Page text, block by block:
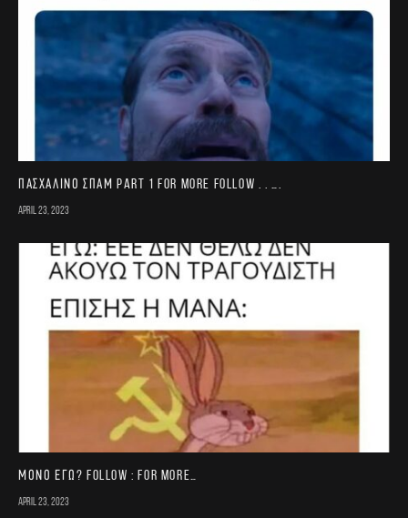
Πασχαλινό σπαμ part 1 For more follow . . ….
April 23, 2023
Μονο εγω? FOLLOW : for more…
April 23, 2023